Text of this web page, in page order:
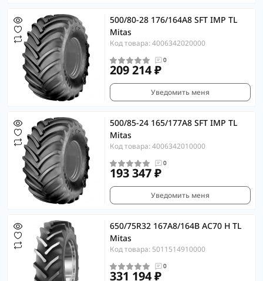
500/80-28 176/164A8 SFT IMP TL
Mitas
Код товара: 4006342020000
0
209 214 ₽
Уведомить меня
500/85-24 165/177A8 SFT IMP TL
Mitas
Код товара: 4006342010000
0
193 347 ₽
Уведомить меня
650/75R32 167A8/164B AC70 H TL
Mitas
Код товара: 5011514910000
0
331 194 ₽